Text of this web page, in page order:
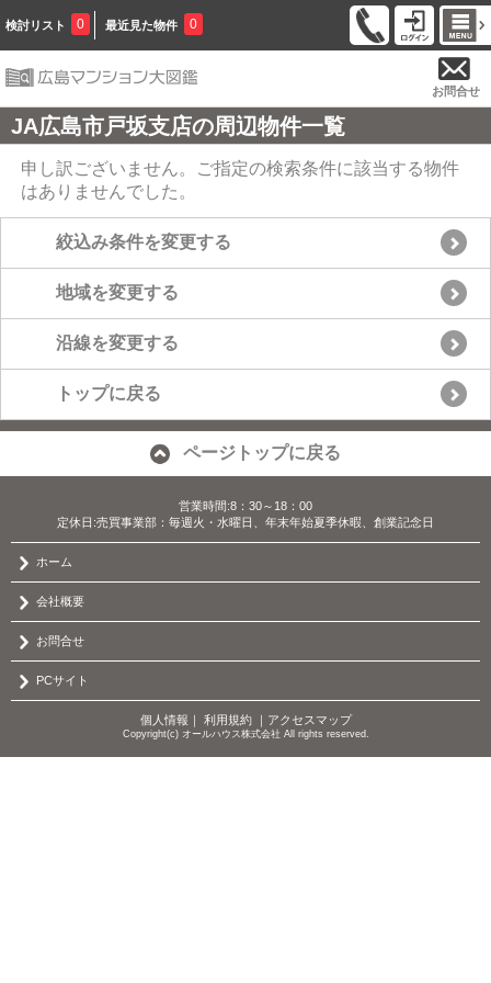
検討リスト 0 最近見た物件 0
お問合せ
JA広島市戸坂支店の周辺物件一覧
申し訳ございません。ご指定の検索条件に該当する物件
はありませんでした。
絞込み条件を変更する
地域を変更する
沿線を変更する
トップに戻る
ページトップに戻る
営業時間:8：30～18：00
定休日:売買事業部：毎週火・水曜日、年末年始夏季休暇、創業記念日
ホーム
会社概要
お問合せ
PCサイト
個人情報 ｜ 利用規約｜ アクセスマップ
Copyright(c) オールハウス株式会社 All rights reserved.